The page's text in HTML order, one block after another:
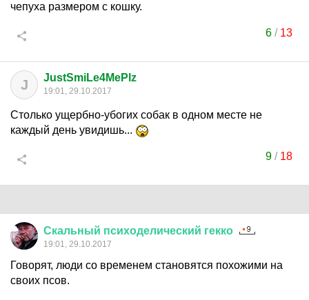
чепуха размером с кошку.
6 / 13
J JustSmiLe4MePlz
19:01, 29.10.2017
Столько ущербно-убогих собак в одном месте не
каждый день увидишь...
9 / 18
Скальный психоделический гекко
19:01, 29.10.2017
Говорят, люди со временем становятся похожими на
своих псов.